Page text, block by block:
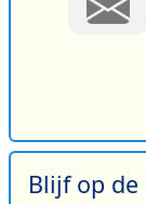
Blijf op